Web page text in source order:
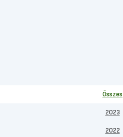
Összes
2023
2022